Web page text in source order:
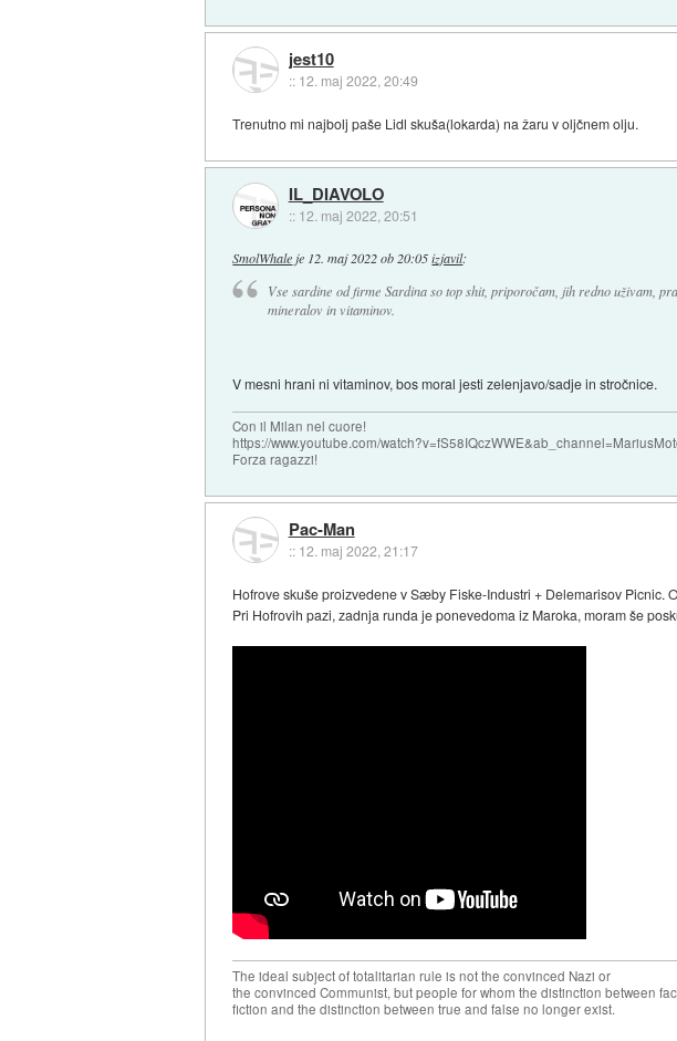
jest10
:: 12. maj 2022, 20:49
Trenutno mi najbolj paše Lidl skuša(lokarda) na žaru v oljčnem olju.
IL_DIAVOLO
:: 12. maj 2022, 20:51
SmolWhale je 12. maj 2022 ob 20:05 izjavil:
Vse sardine od firme Sardina so top shit, priporočam, jih redno uživam,
mineralov in vitaminov.
V mesni hrani ni vitaminov, bos moral jesti zelenjavo/sadje in stročnice.
Con il Milan nel cuore!
https://www.youtube.com/
Forza ragazzi!
Pac-Man
:: 12. maj 2022, 21:17
Hofrove skuše proizvedene v Sæby Fiske-Industri + Delemarisov Picnic.
Pri Hofrovih pazi, zadnja runda je ponevedoma iz Maroka, moram še
The ideal subject of totalitarian rule is not the convinced Nazi or
the convinced Communist, but people for whom the distinction between
fiction and the distinction between true and false no longer exist.